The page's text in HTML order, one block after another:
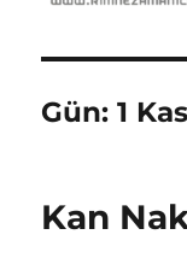
Gün:1
Kan